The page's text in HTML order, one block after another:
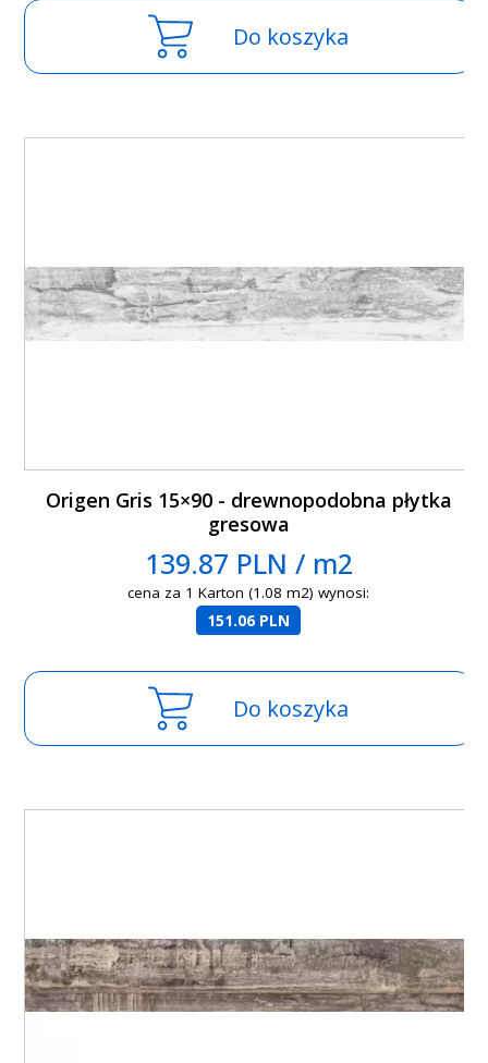
Do koszyka
Origen Gris 15×90 - drewnopodobna płytka
gresowa
139.87 PLN / m2
cena za 1 Karton (1.08 m2) wynosi:
151.06 PLN
Do koszyka